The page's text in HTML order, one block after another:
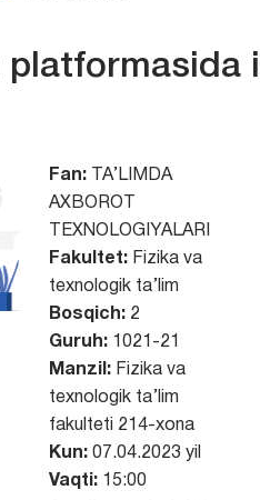
platformasida
Fan:
TA’LIMDA
AXBOROT
TEXNOLOGIYALARI
Fakultet:Fizika va
texnologik ta’lim
Bosqich:2
Guruh:1021-21
Manzil:Fizika va
texnologik ta’lim
fakulteti 214-xona
Kun: 07.04.2023 yil
Vaqti:15:00